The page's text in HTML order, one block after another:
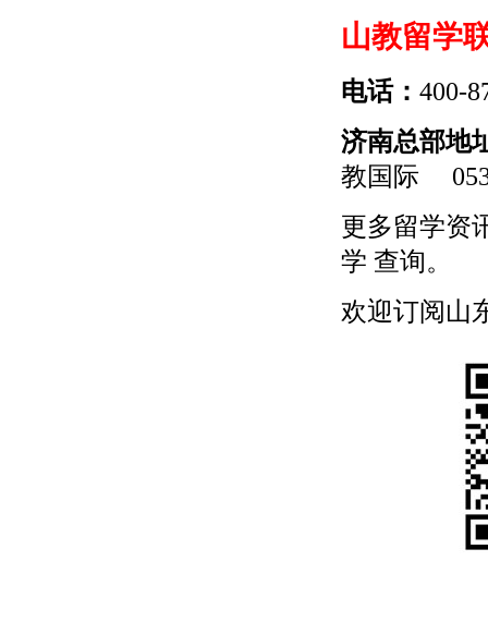
山教留学
电话： 400-
济南总部地
教国际
更多留学资
学 查询。
欢迎订阅山